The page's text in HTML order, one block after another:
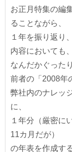
お正月特集の編
ることながら、
１年を振り返り
内容においても、
なんだかぐった
前者の「2008年
弊社内のナレッ
に、
１年分（厳密に
11カ月だが）
の年表を作成す